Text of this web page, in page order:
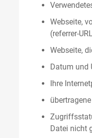
Webseite,
(referrer-
Webseite,
Datum und
Ihre
Datei nicht